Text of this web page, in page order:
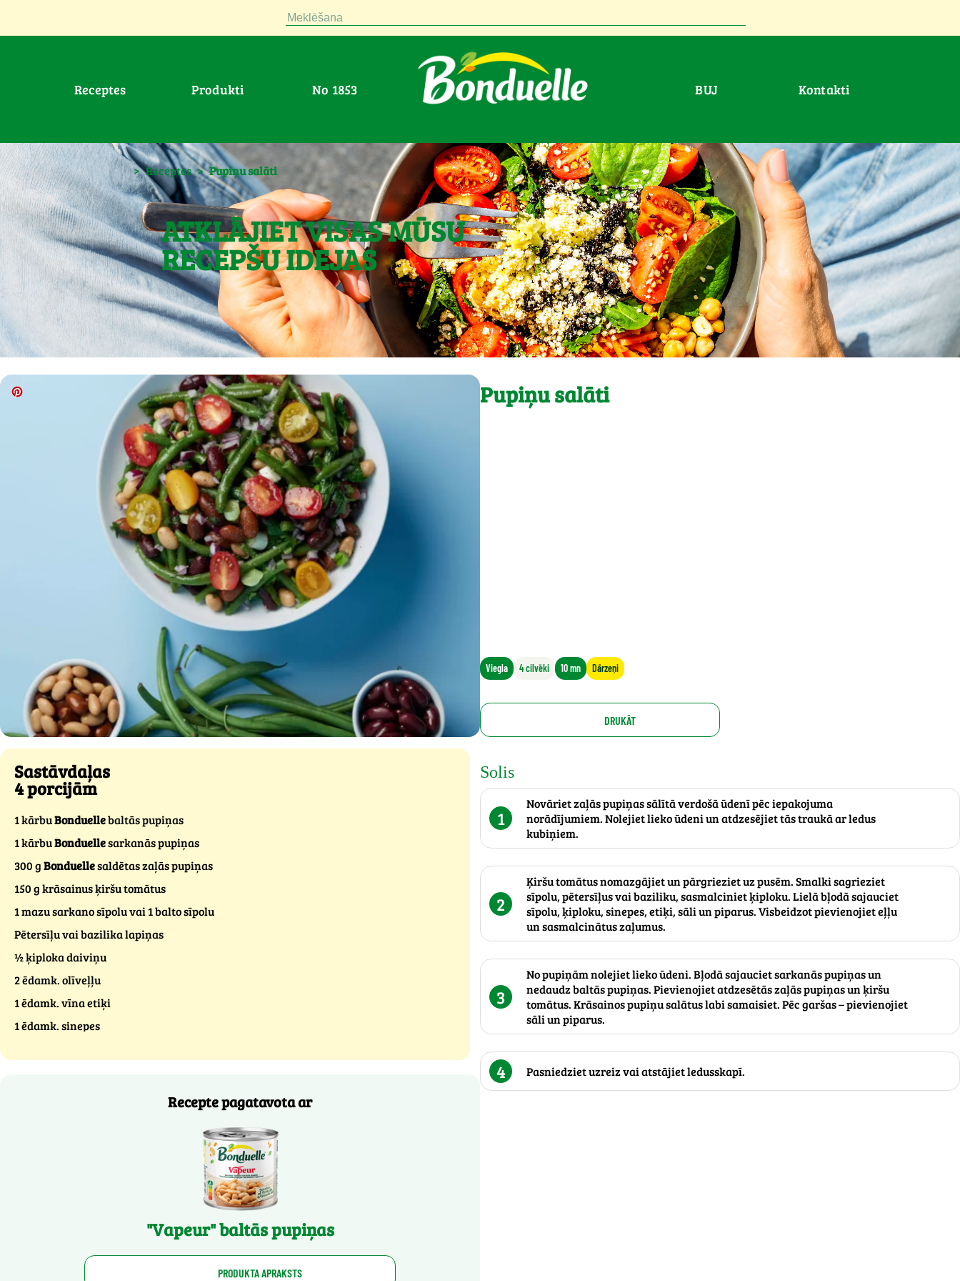
Meklēšana
Receptes Produkti No 1853 BUJ Kontakti
> Receptes > Pupiņu salāti
ATKLĀJIET VISAS MŪSU
RECEPŠU IDEJAS
Pupiņu salāti
Viegla 4 cilvēki 10 mn Dārzeņi
DRUKĀT
Sastāvdaļas
4 porcijām
1 kārbuBonduellebaltās pupiņas
1 kārbuBonduellesarkanās pupiņas
300 gBonduellesaldētas zaļās pupiņas
150 g krāsainus ķiršu tomātus
1 mazu sarkano sīpolu vai 1 balto sīpolu
Pētersīļu vai bazilika lapiņas
½ ķiploka daiviņu
2 ēdamk. olīveļļu
1 ēdamk. vīna etiķi
1 ēdamk. sinepes
Recepte pagatavota ar
"Vapeur" baltās pupiņas
PRODUKTA APRAKSTS
Solis
1
Novāriet zaļās pupiņas sālītā verdošā ūdenī pēc iepakojuma
norādījumiem. Nolejiet lieko ūdeni un atdzesējiet tās traukā ar ledus
kubiņiem.
2
Ķiršu tomātus nomazgājiet un pārgrieziet uz pusēm. Smalki sagrieziet
sīpolu, pētersīļus vai baziliku, sasmalciniet ķiploku. Lielā bļodā sajauciet
sīpolu, ķiploku, sinepes, etiķi, sāli un piparus. Visbeidzot pievienojiet eļļu
un sasmalcinātus zaļumus.
3
No pupiņām nolejiet lieko ūdeni. Bļodā sajauciet sarkanās pupiņas un
nedaudz baltās pupiņas. Pievienojiet atdzesētās zaļās pupiņas un ķiršu
tomātus. Krāsainos pupiņu salātus labi samaisiet. Pēc garšas – pievienojiet
sāli un piparus.
4 Pasniedziet uzreiz vai atstājiet ledusskapī.